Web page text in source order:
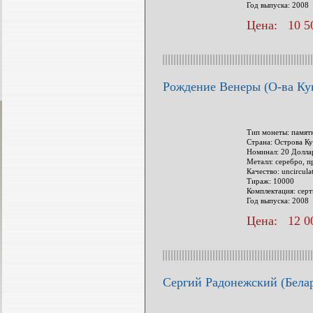
Год выпуска: 2008
Цена: 10
Рождение Венеры (О-ва
Тип монеты:
Страна: Острова
Номинал: 20
Металл: серебро,
Качество:
Тираж: 10000
Комплектация:
Год выпуска: 2008
Цена: 12
Сергий Радонежский